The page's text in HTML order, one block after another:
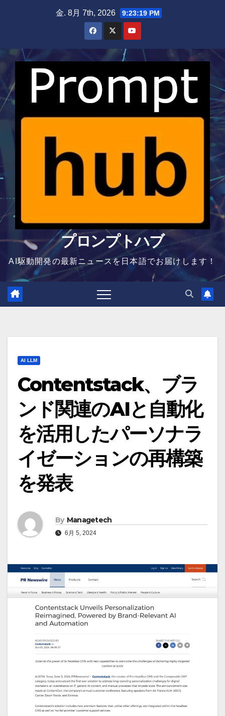
金. 8月 7th, 2026 9:23:19 PM
プロンプトハブ
AI駆動開発の最新ニュースを日本語でお届けします！
AI LLM
Contentstack、ブラ
ンド関連のAIと自動化
を活用したパーソナラ
イゼーションの再構築
を発表
By Managetech
6月 5, 2024